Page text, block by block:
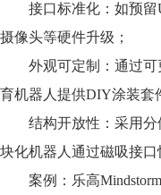
接口标准化：如预留
摄像头等硬件升级；
外观可定制：通过
育机器人提供DIY涂装套
结构开放性：采用
块化机器人通过磁吸接口
案例：乐高